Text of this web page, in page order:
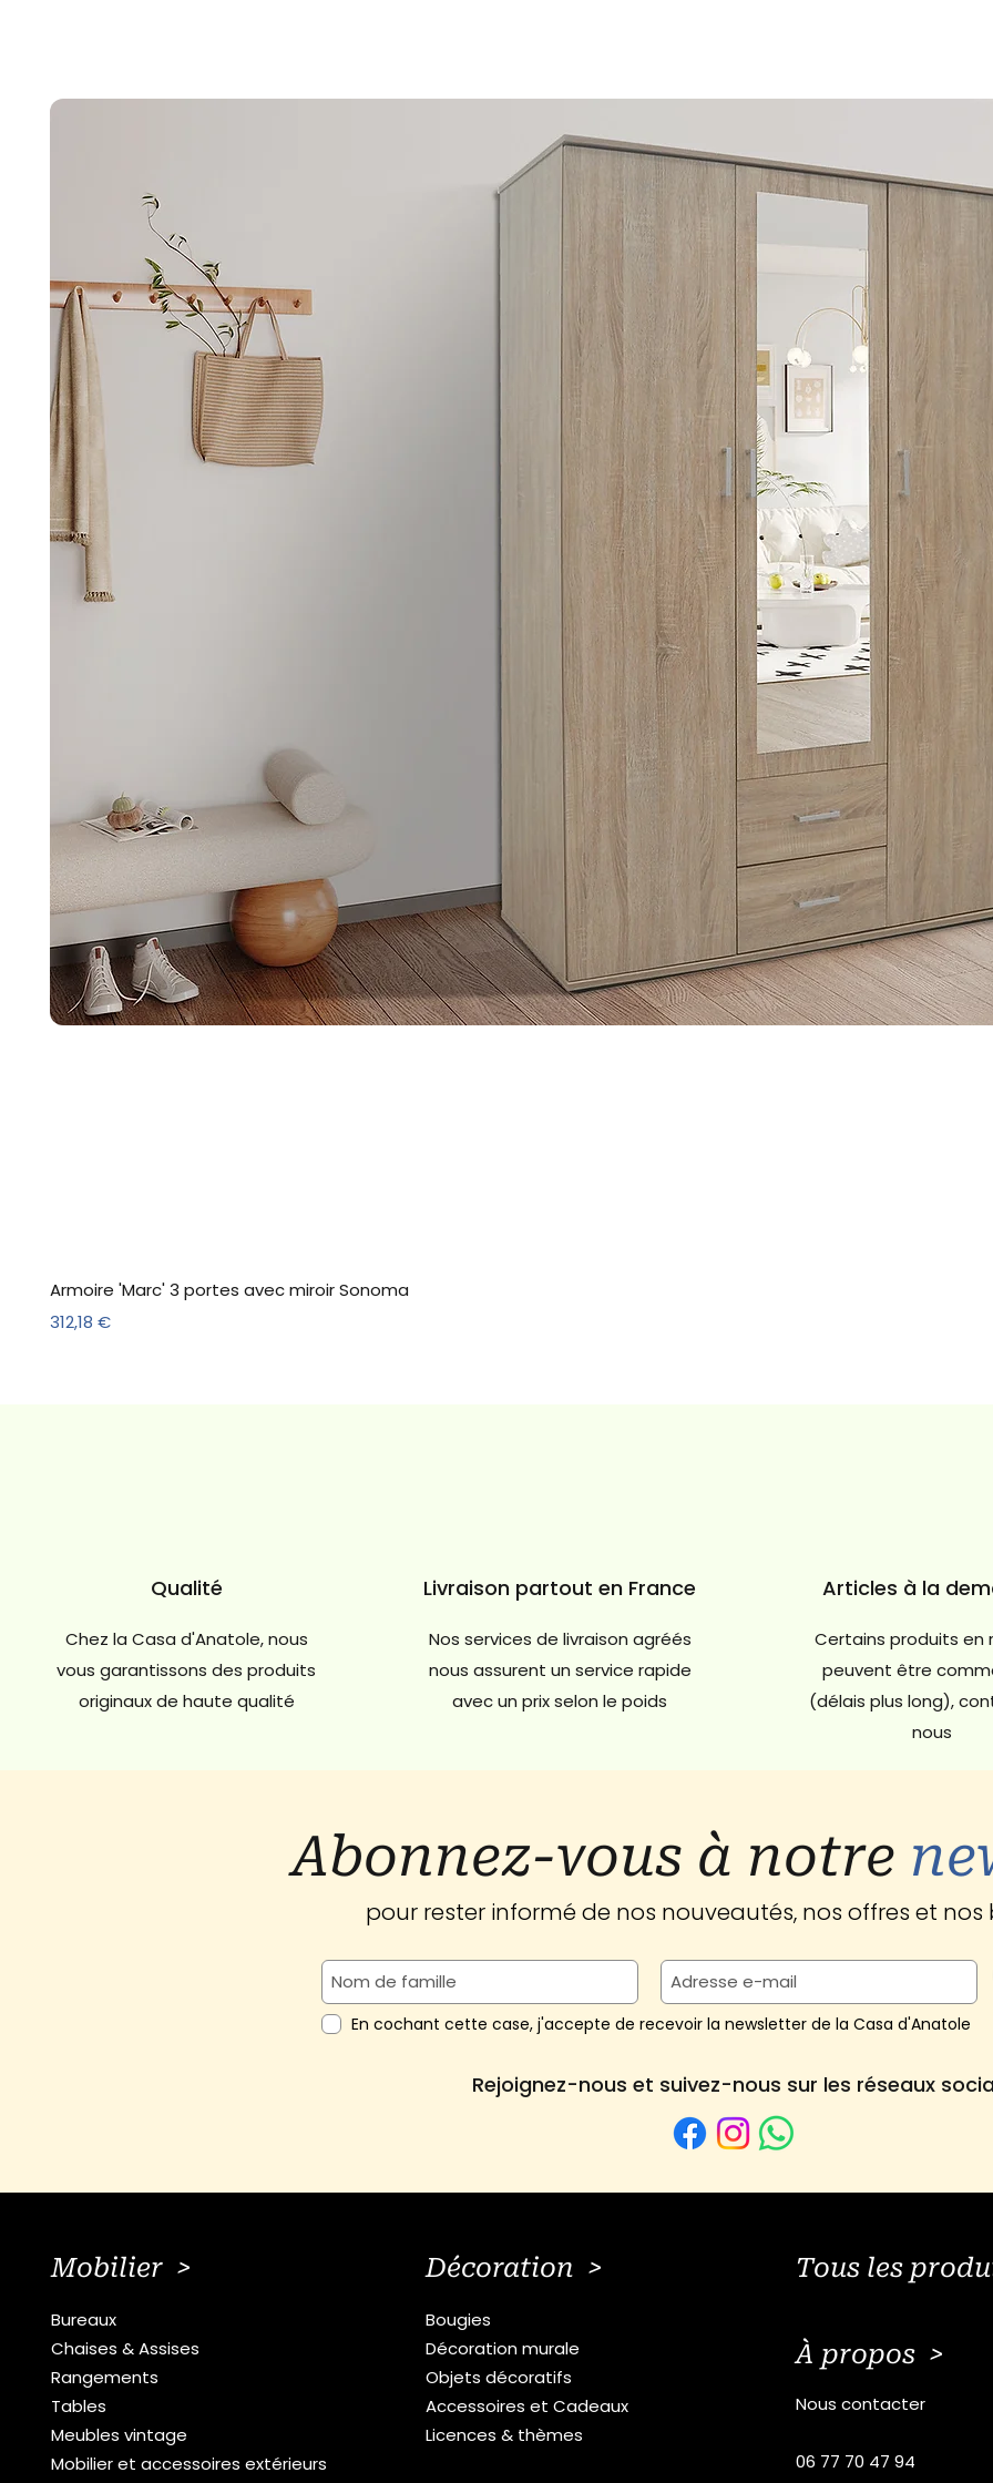
Armoire 'Marc' 3 portes avec miroir Sonoma
Prix
312,18 €
Qualité
Chez la Casa d'Anatole, nous
vous garantissons des produits
originaux de haute qualité
Livraison partout en France
Nos services de livraison agréés
nous assurent un service rapide
avec un prix selon le poids
Articles à la
Certains produits en
peuvent être
(délais plus long),
nous
Abonnez-vous à notre
pour rester informé de nos nouveautés, nos offres et nos
En cochant cette case, j'accepte de recevoir la newsletter de la Casa d'Anatole
Rejoignez-nous et suivez-nous sur les réseaux
Mobilier >
Bureaux
Chaises & Assises
Rangements
Tables
Meubles vintage
Mobilier et accessoires extérieurs
Décoration >
Bougies
Décoration murale
Objets décoratifs
Accessoires et Cadeaux
Licences & thèmes
Tous les
À propos >
Nous contacter
06 77 70 47 94